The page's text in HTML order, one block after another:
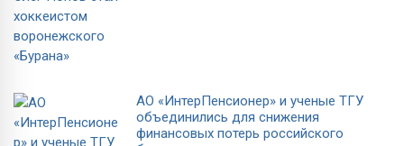
АО «ИнтерПенсионер» и ученые ТГУ
объединились для снижения
финансовых потерь российского